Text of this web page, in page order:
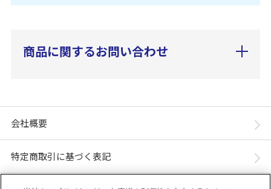
商品に関するお問い合わせ
会社概要
特定商取引に基づく表記